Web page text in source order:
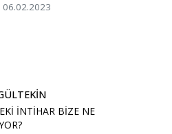
06.02.2023
İNTİHAR BİZE NE